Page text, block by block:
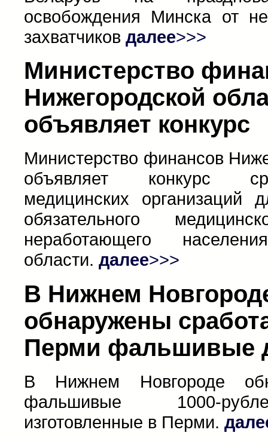
освобождения Минска от
захватчиков далее>>>
Министерство
Нижегородской
объявляет конкурс
Министерство финансов
объявляет конкурс
медицинских организаций
обязательного
неработающего
области. далее>>>
В Нижнем
обнаружены
Перми фальшивые
В Нижнем Новгороде
фальшивые 1000-
изготовленные в Перми.